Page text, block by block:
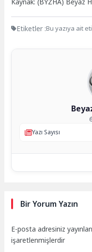
Etiketler :Bu yazıya ait
Yazı Sayısı
Bir Yorum Yazın
E-posta adresiniz
işaretlenmişlerdir